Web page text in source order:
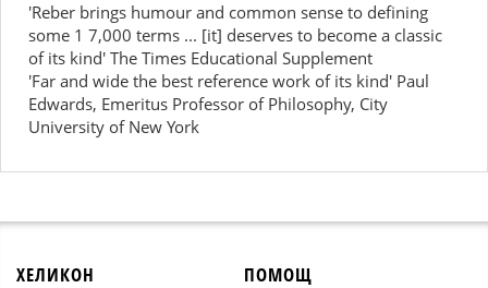
'Reber brings humour and common sense to defining
some 1 7,000 terms ... [it] deserves to become a classic
of its kind' The Times Educational Supplement
'Far and wide the best reference work of its kind' Paul
Edwards, Emeritus Professor of Philosophy, City
University of New York
ХЕЛИКОН ПОМОЩ